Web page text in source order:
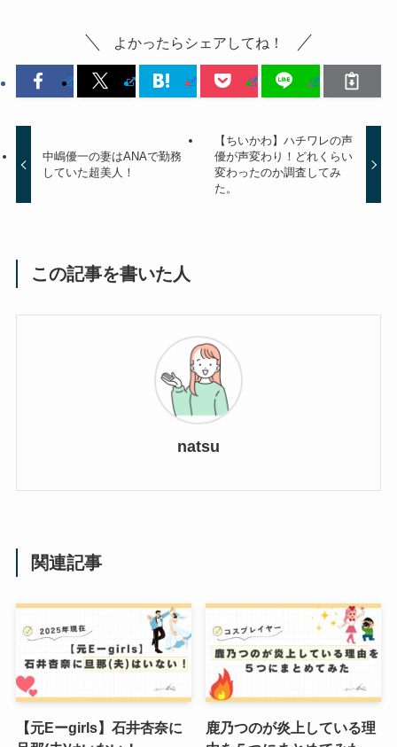
よかったらシェアしてね！
中嶋優一の妻はANAで勤務
していた超美人！
【ちいかわ】ハチワレの声
優が声変わり！どれくらい
変わったのか調査してみ
た。
この記事を書いた人
natsu
関連記事
【元Eーgirls】石井杏奈に
鹿乃つのが炎上している理